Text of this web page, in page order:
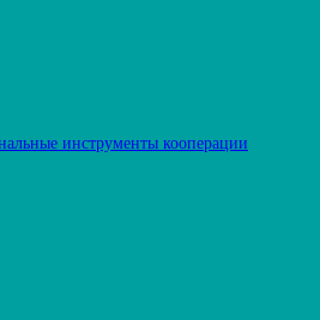
инструменты кооперации